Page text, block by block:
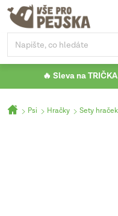
Přejít
obsah
🔥 Sleva na
Domů
Psi Hračky Sety hraček